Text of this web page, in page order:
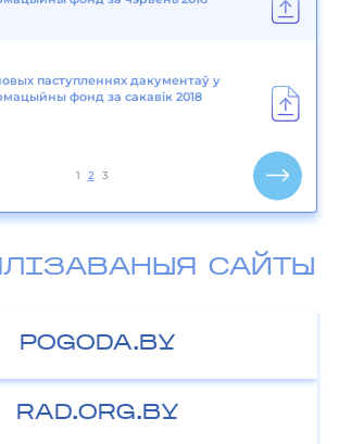
паступленнях дакументаў у
фонд за сакавік 2018
1 2 3
САЙТЫ
POGODA.BY
RAD.ORG.BY